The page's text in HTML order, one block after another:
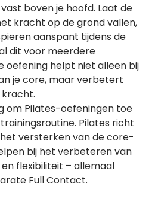
boven je hoofd. Laat de
kracht op de grond vallen,
aanspant tijdens de
dit voor meerdere
oefening helpt niet alleen bij
je core, maar verbetert
kracht.
om Pilates-oefeningen toe
Pilates richt
versterken van de core-
bij het verbeteren van
flexibiliteit – allemaal
Full Contact.